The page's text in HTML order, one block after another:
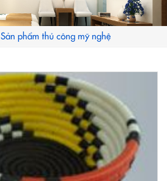
Sản phẩm thủ công mỹ nghệ